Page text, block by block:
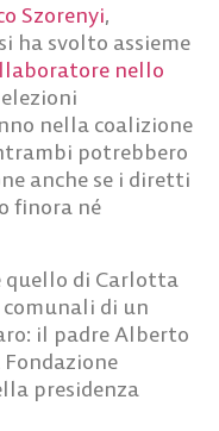
Szorenyi,
ha svolto assieme
nello
nella coalizione
potrebbero
anche se i diretti
finora né
quello di Carlotta
di un
il padre Alberto
presidenza